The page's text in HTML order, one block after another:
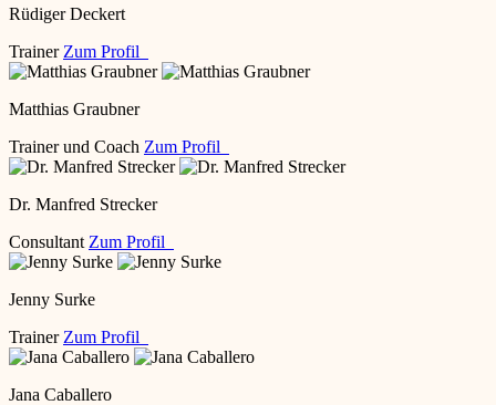
Rüdiger Deckert
Trainer Zum Profil
Matthias Graubner
Trainer und Coach Zum Profil
Dr. Manfred Strecker
Consultant Zum Profil
Jenny Surke
Trainer Zum Profil
Jana Caballero